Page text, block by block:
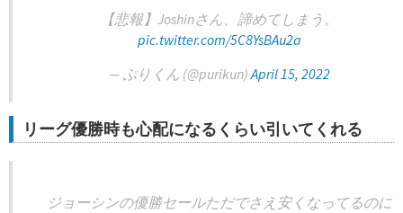
【悲報】Joshinさん、諦めてしまう。
pic.twitter.com/5C8YsBAu2a
— ぷりくん (@purikun)April 15, 2022
リーグ優勝時も心配になるくらい引いてくれる
ジョーシンの優勝セールただでさえ安くなってるのに